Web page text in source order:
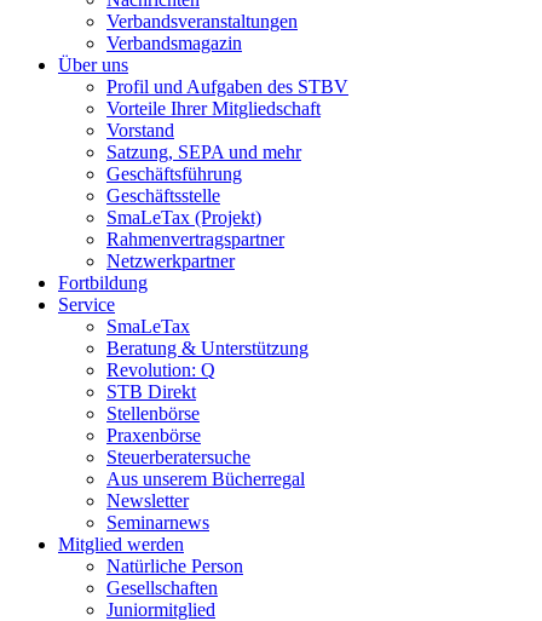
Verbandsveranstaltungen
Verbandsmagazin
Über uns
Profil und Aufgaben des STBV
Vorteile Ihrer Mitgliedschaft
Vorstand
Satzung, SEPA und mehr
Geschäftsführung
Geschäftsstelle
SmaLeTax (Projekt)
Rahmenvertragspartner
Netzwerkpartner
Fortbildung
Service
SmaLeTax
Beratung & Unterstützung
Revolution: Q
STB Direkt
Stellenbörse
Praxenbörse
Steuerberatersuche
Aus unserem Bücherregal
Newsletter
Seminarnews
Mitglied werden
Natürliche Person
Gesellschaften
Juniormitglied